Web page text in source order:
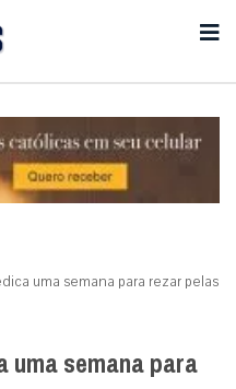
uma semana para rezar pelas
uma semana para